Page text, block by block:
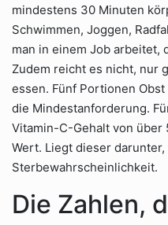
mindestens 30 Minuten
Schwimmen, Joggen,
man in einem Job arbeitet,
Zudem reicht es nicht, nur
essen. Fünf Portionen
die Mindestanforderung.
Vitamin-C-Gehalt von über
Wert. Liegt dieser
Sterbewahrscheinlichkeit.
Die Zahlen,